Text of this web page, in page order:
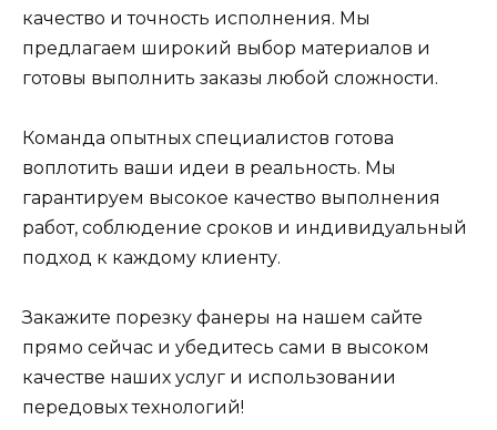
качество и точность исполнения. Мы
предлагаем широкий выбор материалов и
готовы выполнить заказы любой сложности.
Команда опытных специалистов готова
воплотить ваши идеи в реальность. Мы
гарантируем высокое качество выполнения
работ, соблюдение сроков и индивидуальный
подход к каждому клиенту.
Закажите порезку фанеры на нашем сайте
прямо сейчас и убедитесь сами в высоком
качестве наших услуг и использовании
передовых технологий!